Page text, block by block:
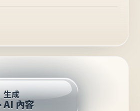
生成
AI 內容